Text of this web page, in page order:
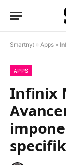
Smartnyt » Apps »
APPS
Infinix